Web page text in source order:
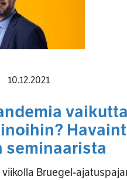
10.12.2021
seminaarista
Bruegel-